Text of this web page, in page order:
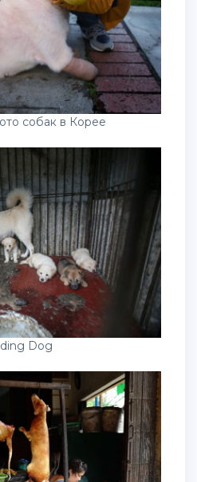
собак в Корее
Dog